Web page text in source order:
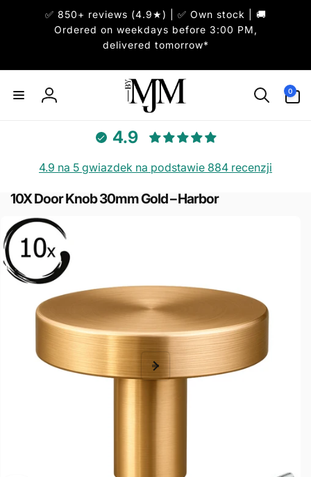
✅ 850+ reviews (4.9★) | ✅ Own stock | 🚚
Ordered on weekdays before 3:00 PM,
delivered tomorrow*
Zaloguj
0
pozycje(-
4.9
4.9 na 5 gwiazdek na podstawie 884 recenzji
10X Door Knob 30mm Gold – Harbor
aby
do
informacji
o
produkcie